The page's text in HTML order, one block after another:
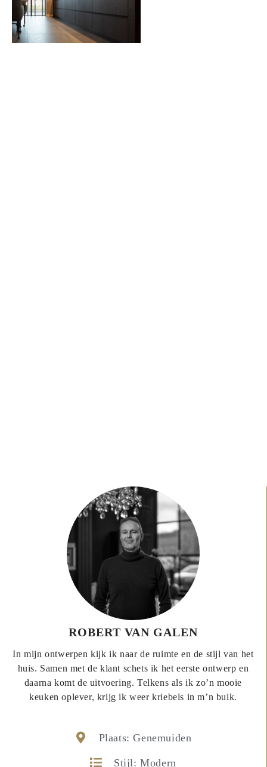
ROBERT VAN GALEN
In mijn ontwerpen kijk ik naar de ruimte en de stijl van het
huis. Samen met de klant schets ik het eerste ontwerp en
daarna komt de uitvoering. Telkens als ik zo’n mooie
keuken oplever, krijg ik weer kriebels in m’n buik.
Plaats: Genemuiden
Stijl: Modern